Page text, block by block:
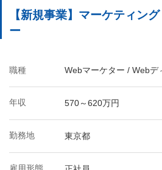
【新規事業】マーケティン
ー
職種 Webマーケター / Webデ
年収 570～620万円
勤務地 東京都